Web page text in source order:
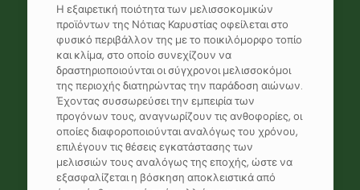
Η εξαιρετική ποιότητα των μελισσοκομικών
προϊόντων της Νότιας Καρυστίας οφείλεται στο
φυσικό περιβάλλον της με το ποικιλόμορφο τοπίο
και κλίμα, στο οποίο συνεχίζουν να
δραστηριοποιούνται οι σύγχρονοι μελισσοκόμοι
της περιοχής διατηρώντας την παράδοση αιώνων.
Έχοντας συσσωρεύσει την εμπειρία των
προγόνων τους, αναγνωρίζουν τις ανθοφορίες, οι
οποίες διαφοροποιούνται αναλόγως του χρόνου,
επιλέγουν τις θέσεις εγκατάστασης των
μελισσιών τους αναλόγως της εποχής, ώστε να
εξασφαλίζεται η βόσκηση αποκλειστικά από